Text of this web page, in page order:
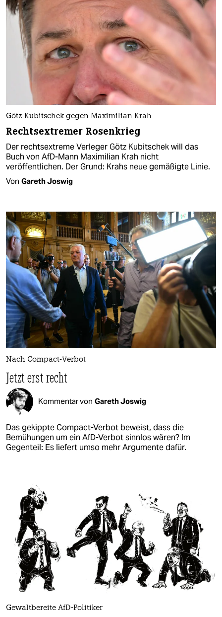
Götz Kubitschek gegen Maximilian Krah
Rechtsextremer Rosenkrieg
Der rechtsextreme Verleger Götz Kubitschek will das
Buch von AfD-Mann Maximilian Krah nicht
veröffentlichen. Der Grund: Krahs neue gemäßigte Linie.
Von Gareth Joswig
Nach Compact-Verbot
Jetzt erst recht
Kommentar von Gareth Joswig
Das gekippte Compact-Verbot beweist, dass die
Bemühungen um ein AfD-Verbot sinnlos wären? Im
Gegenteil: Es liefert umso mehr Argumente dafür.
Gewaltbereite AfD-Politiker